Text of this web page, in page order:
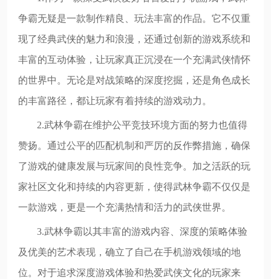
争霸无疑是一款制作精良、玩法丰富的作品。它不仅重
现了经典武侠的魅力和浪漫，还通过创新的游戏系统和
丰富的互动体验，让玩家真正沉浸在一个充满武侠情怀
的世界中。无论是对战策略的深度挖掘，还是角色成长
的丰富路径，都让玩家有着持续的游戏动力。
2.武林争霸在维护公平竞技环境方面的努力也值得
赞扬。通过公平的匹配机制和严厉的反作弊措施，确保
了游戏的健康发展与玩家间的良性竞争。加之活跃的玩
家社区文化和持续的内容更新，使得武林争霸不仅仅是
一款游戏，更是一个充满热情和活力的武侠世界。
3.武林争霸以其丰富的游戏内容、深度的策略体验
及优美的艺术表现，确立了自己在手机游戏领域的地
位。对于追求深度游戏体验和热爱武侠文化的玩家来